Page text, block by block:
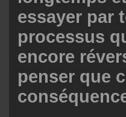
essayer par
processus
encore
penser que